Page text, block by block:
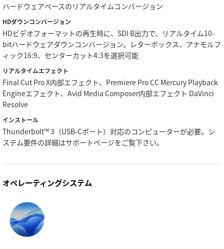
ハードウェアベースのリアルタイムコンバージョン
HDダウンコンバージョン
HDビデオフォーマットの再生時に、SDI B出力で、リアルタイム10-
bitハードウェアダウンコンバージョン。レターボックス、アナモルフ
ィック16:9、センターカット4:3を選択可能
リアルタイムエフェクト
Final Cut Pro X内部エフェクト、Premiere Pro CC Mercury Playback
Engineエフェクト、Avid Media Composer内部エフェクト DaVinci
Resolve
インストール
Thunderbolt™ 3（USB-Cポート）対応のコンピューターが必要。シ
ステム要件の詳細はサポートページをご覧下さい。
オペレーティングシステム